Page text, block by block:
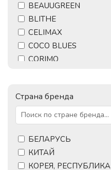
BEAUUGREEN
BLITHE
CELIMAX
COCO BLUES
CORIMO
DISUNIE
DR. ALTHEA
DR. CEURACLE
DR. HEALUX
ELEMENT
ELSIEL
Страна бренда
БЕЛАРУСЬ
КИТАЙ
КОРЕЯ, РЕСПУБЛИКА